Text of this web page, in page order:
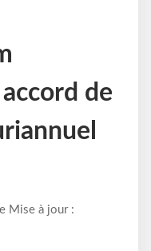
de
Mise à jour :